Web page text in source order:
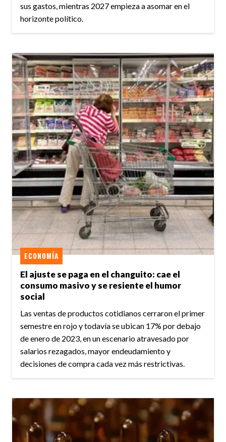
sus gastos, mientras 2027 empieza a asomar en el
horizonte político.
El ajuste se paga en el changuito: cae el
consumo masivo y se resiente el humor
social
ECONOMÍA
Las ventas de productos cotidianos cerraron el primer
semestre en rojo y todavía se ubican 17% por debajo
de enero de 2023, en un escenario atravesado por
salarios rezagados, mayor endeudamiento y
decisiones de compra cada vez más restrictivas.